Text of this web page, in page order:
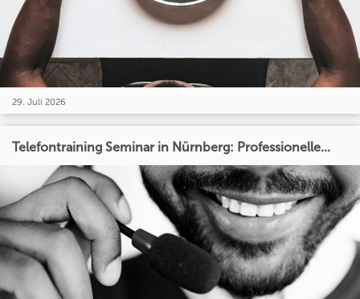
29. Juli 2026
Telefontraining Seminar in Nürnberg: Professionelle...